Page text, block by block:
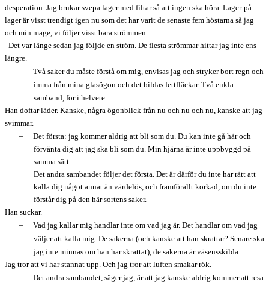
desperation. Jag brukar svepa lager med filtar så att ingen ska höra. Lager-på-
lager är visst trendigt igen nu som det har varit de senaste fem höstarna så jag
och min mage, vi följer visst bara strömmen.
Det var länge sedan jag följde en ström. De flesta strömmar hittar jag inte ens
längre.
–
Två saker du måste förstå om mig, envisas jag och stryker bort regn och
imma från mina glasögon och det bildas fettfläckar. Två enkla
samband, för i helvete.
Han doftar läder. Kanske, några ögonblick från nu och nu och nu, kanske att jag
svimmar.
–
Det första: jag kommer aldrig att bli som du. Du kan inte gå här och
förvänta dig att jag ska bli som du. Min hjärna är inte uppbyggd på
samma sätt.
Det andra sambandet följer det första. Det är därför du inte har rätt att
kalla dig något annat än värdelös, och framförallt korkad, om du inte
förstår dig på den här sortens saker.
Han suckar.
–
Vad jag kallar mig handlar inte om vad jag är. Det handlar om vad jag
väljer att kalla mig. De sakerna (och kanske att han skrattar? Senare ska
jag inte minnas om han har skrattat), de sakerna är väsensskilda.
Jag tror att vi har stannat upp. Och jag tror att luften smakar rök.
–
Det andra sambandet, säger jag, är att jag kanske aldrig kommer att resa